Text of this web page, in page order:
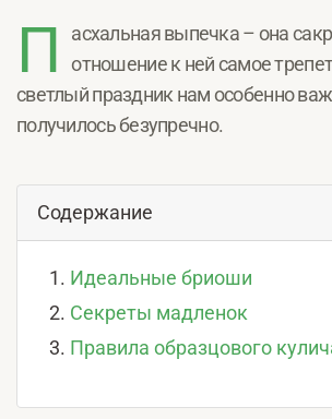
П
асхальная выпечка – она
отношение к ней самое
светлый праздник нам особенно
получилось безупречно.
Содержание
Идеальные бриоши
Секреты мадленок
Правила образцового